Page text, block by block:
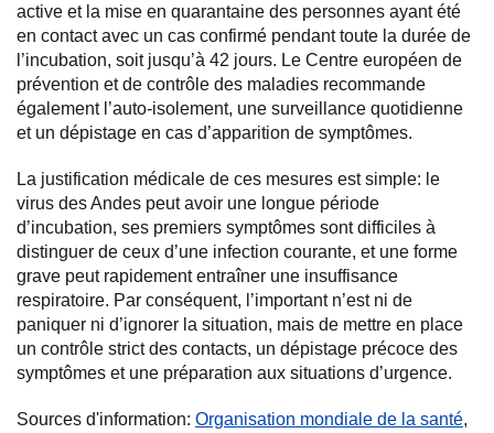
active et la mise en quarantaine des personnes ayant été
en contact avec un cas confirmé pendant toute la durée de
l’incubation, soit jusqu’à 42 jours. Le Centre européen de
prévention et de contrôle des maladies recommande
également l’auto-isolement, une surveillance quotidienne
et un dépistage en cas d’apparition de symptômes.
La justification médicale de ces mesures est simple: le
virus des Andes peut avoir une longue période
d’incubation, ses premiers symptômes sont difficiles à
distinguer de ceux d’une infection courante, et une forme
grave peut rapidement entraîner une insuffisance
respiratoire. Par conséquent, l’important n’est ni de
paniquer ni d’ignorer la situation, mais de mettre en place
un contrôle strict des contacts, un dépistage précoce des
symptômes et une préparation aux situations d’urgence.
Sources d'information: Organisation mondiale de la santé,